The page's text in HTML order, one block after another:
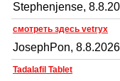
Stephenjense,
смотреть здесь vetryx
JosephPon,
Tadalafil Tablet